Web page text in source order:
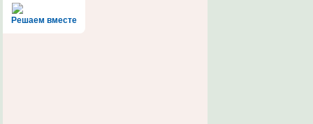
Решаем вместе